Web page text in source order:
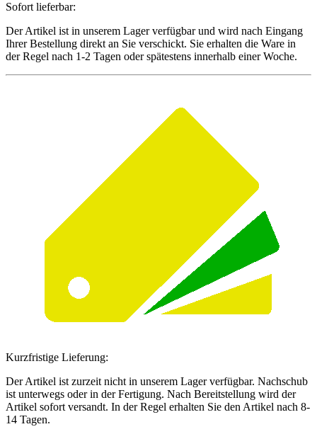
Sofort lieferbar:
Der Artikel ist in unserem Lager verfügbar und wird nach Eingang
Ihrer Bestellung direkt an Sie verschickt. Sie erhalten die Ware in
der Regel nach 1-2 Tagen oder spätestens innerhalb einer Woche.
Kurzfristige Lieferung:
Der Artikel ist zurzeit nicht in unserem Lager verfügbar. Nachschub
ist unterwegs oder in der Fertigung. Nach Bereitstellung wird der
Artikel sofort versandt. In der Regel erhalten Sie den Artikel nach 8-
14 Tagen.